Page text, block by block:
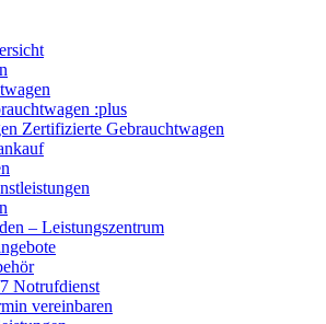
:plus
Zertifizierte Gebrauchtwagen
– Leistungszentrum
Notrufdienst
vereinbaren